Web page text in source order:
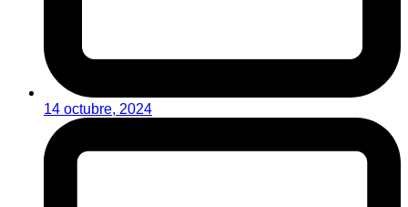
14 octubre, 2024